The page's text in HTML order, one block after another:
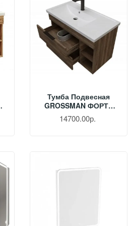
Тумба Подвесная
GROSSMAN ФОРТА
80 См Темный Дуб
1080042
14700.00р.